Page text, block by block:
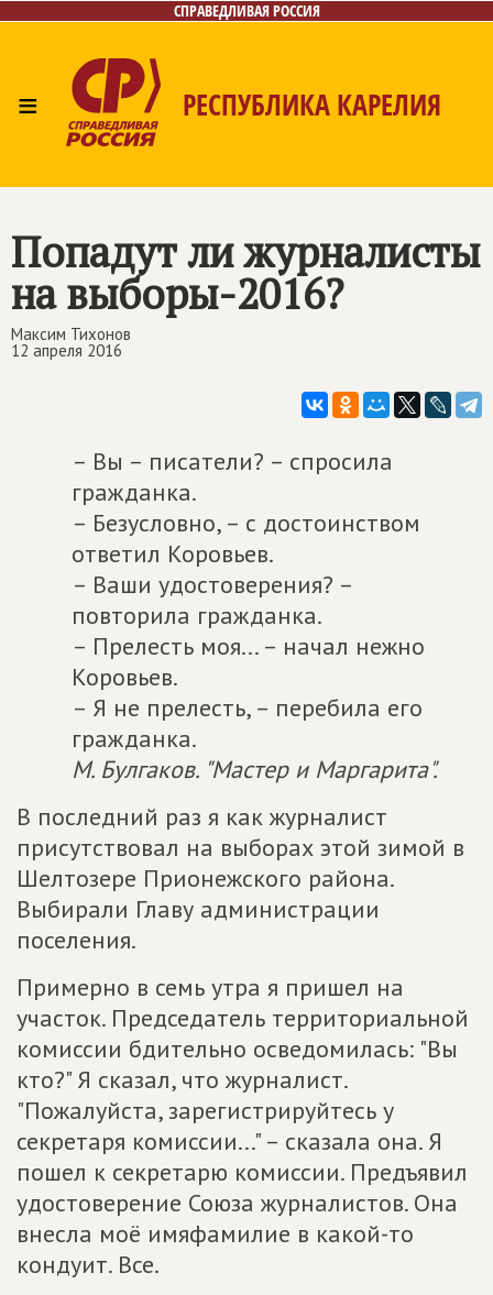
СПРАВЕДЛИВАЯ РОССИЯ
≡ РЕСПУБЛИКА КАРЕЛИЯ
Попадут ли журналисты
на выборы-2016?
Максим Тихонов
12 апреля 2016
– Вы – писатели? – спросила
гражданка.
– Безусловно, – с достоинством
ответил Коровьев.
– Ваши удостоверения? –
повторила гражданка.
– Прелесть моя... – начал нежно
Коровьев.
– Я не прелесть, – перебила его
гражданка.
М. Булгаков. "Мастер и Маргарита".
В последний раз я как журналист
присутствовал на выборах этой зимой в
Шелтозере Прионежского района.
Выбирали Главу администрации
поселения.
Примерно в семь утра я пришел на
участок. Председатель территориальной
комиссии бдительно осведомилась: "Вы
кто?" Я сказал, что журналист.
"Пожалуйста, зарегистрируйтесь у
секретаря комиссии..." – сказала она. Я
пошел к секретарю комиссии. Предъявил
удостоверение Союза журналистов. Она
внесла моё имяфамилие в какой-то
кондуит. Все.